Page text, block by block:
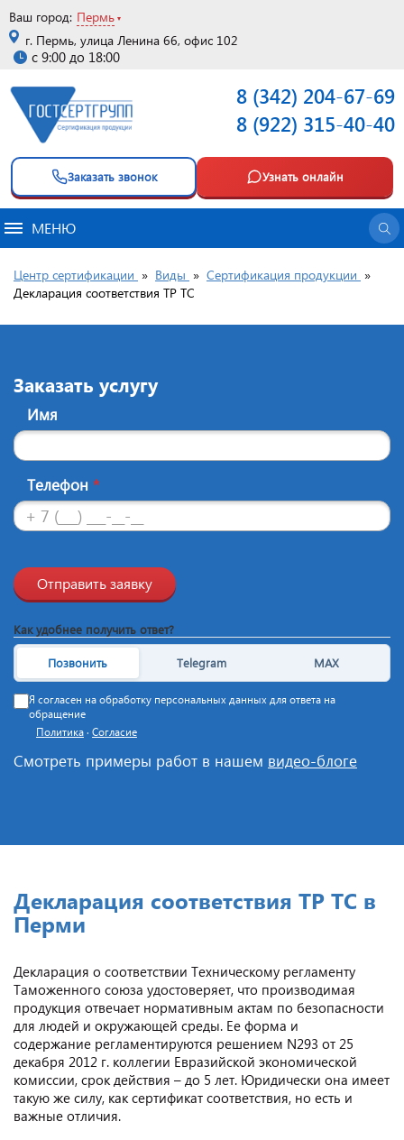
Ваш город: Пермь
г. Пермь, улица Ленина 66, офис 102
с 9:00 до 18:00
8 (342) 204-67-69
8 (922) 315-40-40
Заказать звонок Узнать онлайн
МЕНЮ
Центр сертификации » Виды » Сертификация продукции »
Декларация соответствия ТР ТС
Заказать услугу
Имя
Телефон *
Отправить заявку
Как удобнее получить ответ?
Позвонить Telegram MAX
Я согласен на обработку персональных данных для ответа на
обращение
Политика · Согласие
Смотреть примеры работ в нашем видео-блоге
Декларация соответствия ТР ТС в
Перми
Декларация о соответствии Техническому регламенту
Таможенного союза удостоверяет, что производимая
продукция отвечает нормативным актам по безопасности
для людей и окружающей среды. Ее форма и
содержание регламентируются решением N293 от 25
декабря 2012 г. коллегии Евразийской экономической
комиссии, срок действия – до 5 лет. Юридически она имеет
такую же силу, как сертификат соответствия, но есть и
важные отличия.